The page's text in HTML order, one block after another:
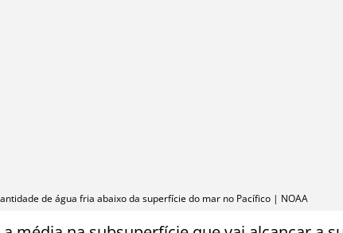
de água fria abaixo da superfície do mar no Pacífico | NOAA